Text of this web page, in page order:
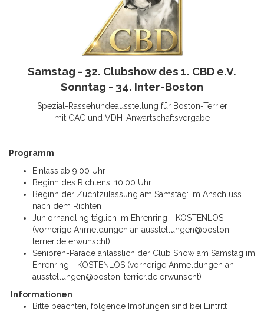
Samstag - 32. Clubshow des 1. CBD e.V.
Sonntag - 34. Inter-Boston
Spezial-Rassehundeausstellung für Boston-Terrier
mit CAC und VDH-Anwartschaftsvergabe
Programm
Einlass ab 9:00 Uhr
Beginn des Richtens: 10:00 Uhr
Beginn der Zuchtzulassung am Samstag: im Anschluss
nach dem Richten
Juniorhandling täglich im Ehrenring - KOSTENLOS
(vorherige Anmeldungen an ausstellungen@boston-
terrier.de erwünscht)
Senioren-Parade anlässlich der Club Show am Samstag im
Ehrenring - KOSTENLOS (vorherige Anmeldungen an
ausstellungen@boston-terrier.de erwünscht)
Informationen
Bitte beachten, folgende Impfungen sind bei Eintritt